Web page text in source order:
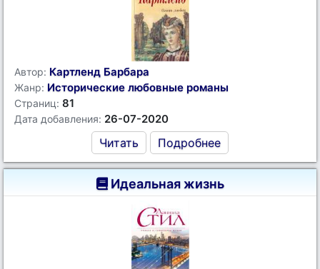
Автор: Картленд Барбара
Жанр: Исторические любовные романы
Страниц: 81
Дата добавления: 26-07-2020
Читать Подробнее
Идеальная жизнь